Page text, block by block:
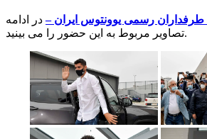
رسمی یوونتوس ایران –در ادامه
تصاویر مربوط به این حضور را می بینید.